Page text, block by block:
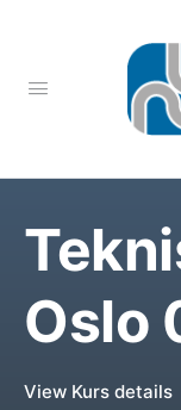
Oslo
View Kurs details